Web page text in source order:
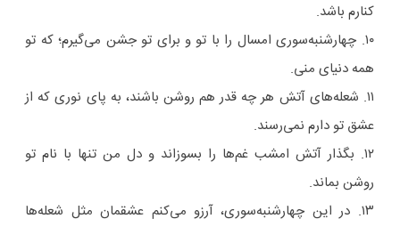
کنارم باشد.
۱۰. چهارشنبه‌سوری امسال را با تو و برای تو جشن می‌گیرم؛ که تو
همه دنیای منی.
۱۱. شعله‌های آتش هر چه قدر هم روشن باشند، به پای نوری که از
عشق تو دارم نمی‌رسند.
۱۲. بگذار آتش امشب غم‌ها را بسوزاند و دل من تنها با نام تو
روشن بماند.
۱۳. در این چهارشنبه‌سوری، آرزو می‌کنم عشقمان مثل شعله‌ها